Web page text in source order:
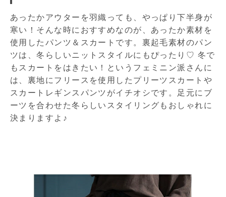
あったかアウターを羽織っても、やっぱり下半身が
寒い！そんな時におすすめなのが、あったか素材を
使用したパンツ＆スカートです。裏起毛素材のパン
ツは、冬らしいニットスタイルにもぴったり♡ 冬で
もスカートをはきたい！というフェミニン派さんに
は、裏地にフリースを使用したプリーツスカートや
スカートレギンスパンツがイチオシです。足元にブ
ーツを合わせた冬らしいスタイリングもおしゃれに
決まりますよ♪